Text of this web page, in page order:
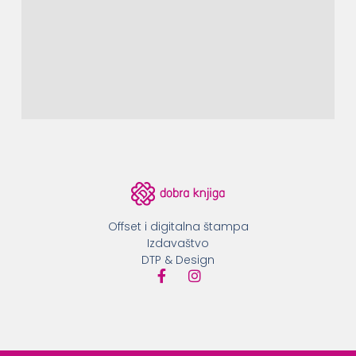
Offset i digitalna štampa
Izdavaštvo
DTP & Design